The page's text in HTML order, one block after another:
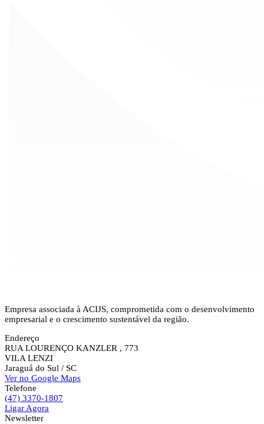
Empresa associada à ACIJS, comprometida com o desenvolvimento
empresarial e o crescimento sustentável da região.
Endereço
RUA LOURENÇO KANZLER , 773
VILA LENZI
Jaraguá do Sul / SC
Ver no Google Maps
Telefone
(47) 3370-1807
Ligar Agora
Newsletter